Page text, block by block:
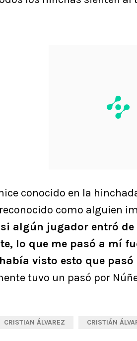
conocido en la
como alguien
algún jugador entró de
lo que me pasó a mí
visto esto que pasó
tuvo un pasó por
CRISTIAN ÁLVAREZ CRISTIÁN